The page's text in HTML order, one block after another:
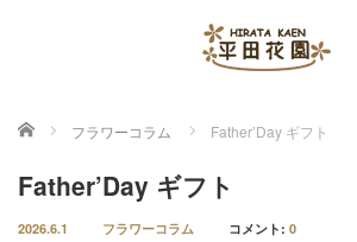
ホーム フラワーコラム Father’Day ギフト
Father’Day ギフト
2026.6.1 フラワーコラム コメント: 0